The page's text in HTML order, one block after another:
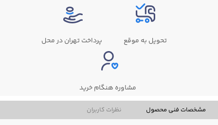
تحویل به موقع پرداخت تهران در محل
مشاوره هنگام خرید
مشخصات فنی محصول نظرات کاربران